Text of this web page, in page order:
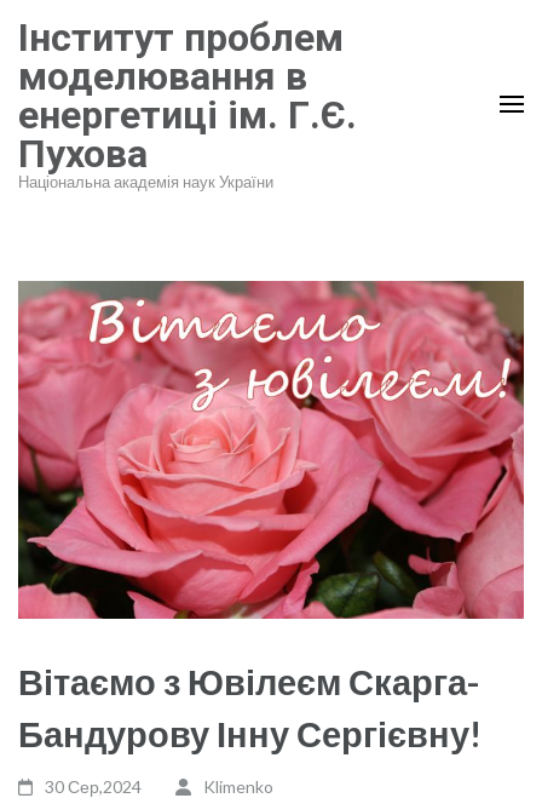
до
вмісту
(натисніть
Enter)
Інститут проблем
моделювання в
енергетиці ім. Г.Є.
Пухова
Національна академія наук України
Вітаємо з Ювілеєм Скарга-
Бандурову Інну Сергієвну!
30 Сер,2024 Klimenko